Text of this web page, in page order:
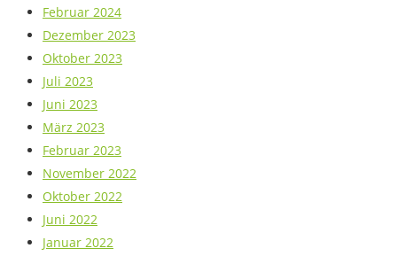
Februar 2024
Dezember 2023
Oktober 2023
Juli 2023
Juni 2023
März 2023
Februar 2023
November 2022
Oktober 2022
Juni 2022
Januar 2022